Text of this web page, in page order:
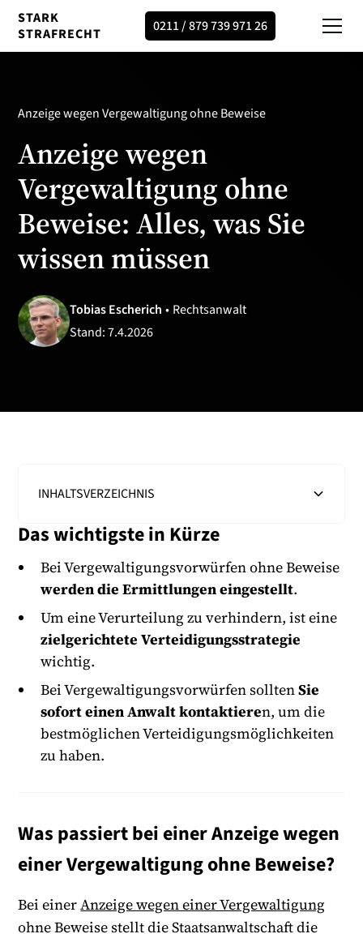
STARK
STRAFRECHT
0211 / 879 739 971 26
Anzeige wegen Vergewaltigung ohne Beweise
Anzeige wegen
Vergewaltigung ohne
Beweise: Alles, was Sie
wissen müssen
Tobias Escherich • Rechtsanwalt
Stand:7.4.2026
INHALTSVERZEICHNIS
Heading 2
Das wichtigste in Kürze
Bei Vergewaltigungsvorwürfen ohne Beweise
werden die Ermittlungen eingestellt.
Um eine Verurteilung zu verhindern, ist eine
zielgerichtete Verteidigungsstrategie
wichtig.
Bei Vergewaltigungsvorwürfen solltenSie
sofort einen Anwalt kontaktieren, um die
bestmöglichen Verteidigungsmöglichkeiten
zu haben.
Was passiert bei einer Anzeige wegen
einer Vergewaltigung ohne Beweise?
Bei einerAnzeige wegen einer Vergewaltigung
ohne Beweise stellt die Staatsanwaltschaft die